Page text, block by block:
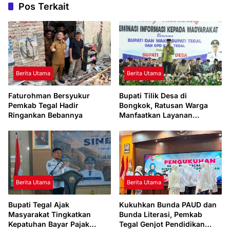
Pos Terkait
Berita Utama
Faturohman Bersyukur
Pemkab Tegal Hadir
Ringankan Bebannya
Berita Utama
Bupati Tilik Desa di
Bongkok, Ratusan Warga
Manfaatkan Layanan
Berita Utama
Bupati Tegal Ajak
Masyarakat Tingkatkan
Kepatuhan Bayar Pajak
Berita Utama
Kukuhkan Bunda PAUD dan
Bunda Literasi, Pemkab
Tegal Genjot Pendidikan